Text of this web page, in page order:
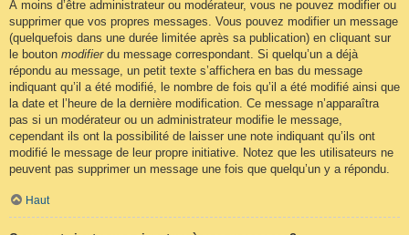
À moins d’être administrateur ou modérateur, vous ne pouvez modifier ou
supprimer que vos propres messages. Vous pouvez modifier un message
(quelquefois dans une durée limitée après sa publication) en cliquant sur
le bouton modifierdu message correspondant. Si quelqu’un a déjà
répondu au message, un petit texte s’affichera en bas du message
indiquant qu’il a été modifié, le nombre de fois qu’il a été modifié ainsi que
la date et l’heure de la dernière modification. Ce message n’apparaîtra
pas si un modérateur ou un administrateur modifie le message,
cependant ils ont la possibilité de laisser une note indiquant qu’ils ont
modifié le message de leur propre initiative. Notez que les utilisateurs ne
peuvent pas supprimer un message une fois que quelqu’un y a répondu.
Haut